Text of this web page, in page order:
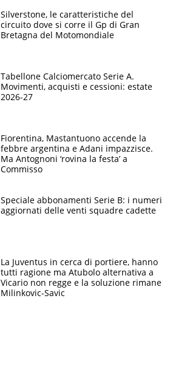
Silverstone, le caratteristiche del
circuito dove si corre il Gp di Gran
Bretagna del Motomondiale
Tabellone Calciomercato Serie A.
Movimenti, acquisti e cessioni: estate
2026-27
Fiorentina, Mastantuono accende la
febbre argentina e Adani impazzisce.
Ma Antognoni ‘rovina la festa’ a
Commisso
Speciale abbonamenti Serie B: i numeri
aggiornati delle venti squadre cadette
La Juventus in cerca di portiere, hanno
tutti ragione ma Atubolo alternativa a
Vicario non regge e la soluzione rimane
Milinkovic-Savic